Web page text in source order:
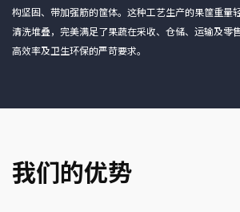
构坚固、带加强筋的筐体。这种工艺生产的果筐重量
清洗堆叠，完美满足了果蔬在采收、仓储、运输及零
高效率及卫生环保的严苛要求。
我们的优势